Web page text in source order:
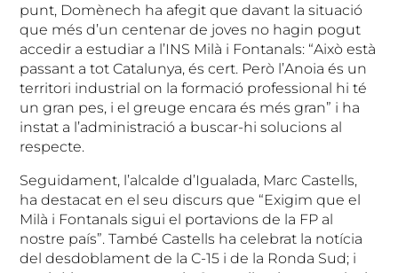
punt, Domènech ha afegit que davant la situació
que més d’un centenar de joves no hagin pogut
accedir a estudiar a l’INS Milà i Fontanals: “Això està
passant a tot Catalunya, és cert. Però l’Anoia és un
territori industrial on la formació professional hi té
un gran pes, i el greuge encara és més gran” i ha
instat a l’administració a buscar-hi solucions al
respecte.
Seguidament, l’alcalde d’Igualada, Marc Castells,
ha destacat en el seu discurs que “Exigim que el
Milà i Fontanals sigui el portavions de la FP al
nostre país”. També Castells ha celebrat la notícia
del desdoblament de la C-15 i de la Ronda Sud; i